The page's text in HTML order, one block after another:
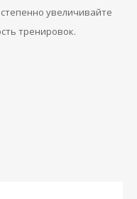
увеличивайте
тренировок.